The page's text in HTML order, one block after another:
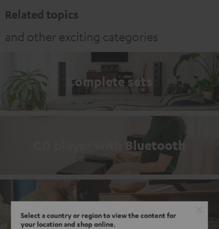
Select a country or region to view the content for
your location and shop online.
Related topics
and other exciting categories
Complete sets
CD player with Bluetooth
Stereo systems